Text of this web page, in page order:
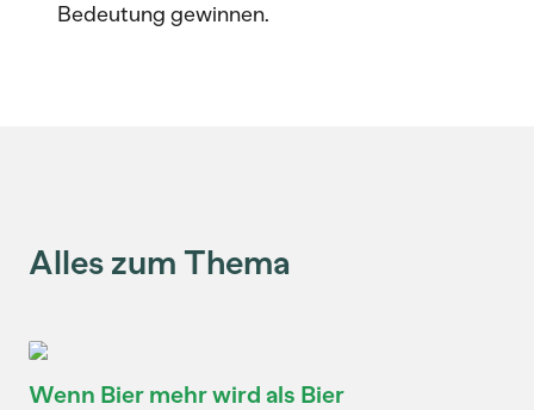
Bedeutung gewinnen.
Alles zum Thema
Wenn Bier mehr wird als Bier